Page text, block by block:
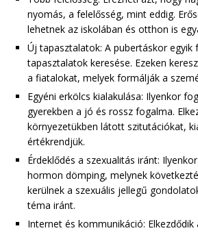
nyomás, a felelősség, mint eddig.
lehetnek az iskolában és otthon is
Új tapasztalatok: A pubertáskor egyik
tapasztalatok keresése. Ezeken
a fiatalokat, melyek formálják a
Egyéni erkölcs kialakulása: Ilyenkor
gyerekben a jó és rossz fogalma.
környezetükben látott szitutációkat,
értékrendjük.
Érdeklődés a szexualitás iránt:
hormon dömping, melynek
kerülnek a szexuális jellegű
téma iránt.
Internet és kommunikáció: